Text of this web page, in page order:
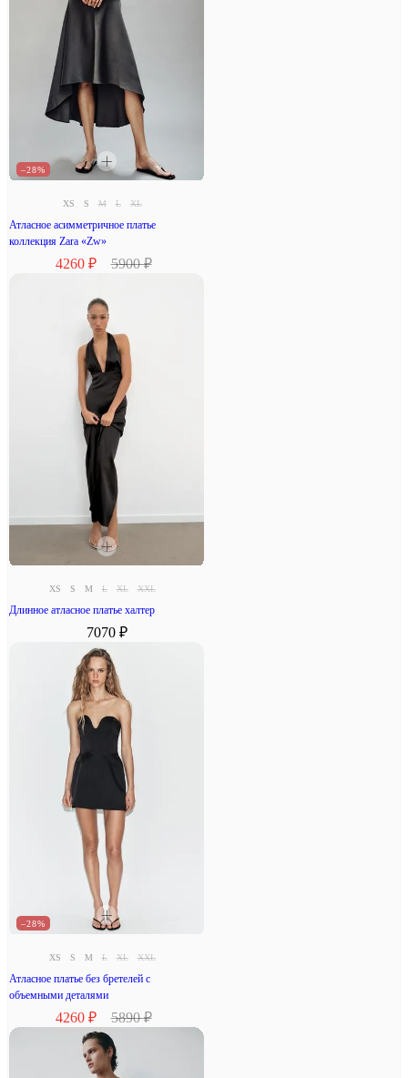
–28%
XS S M L XL
Атласное асимметричное платье
коллекция Zara «Zw»
4260 ₽ 5900 ₽
XS S M L XL XXL
Длинное атласное платье халтер
7070 ₽
–28%
XS S M L XL XXL
Атласное платье без бретелей с
объемными деталями
4260 ₽ 5890 ₽